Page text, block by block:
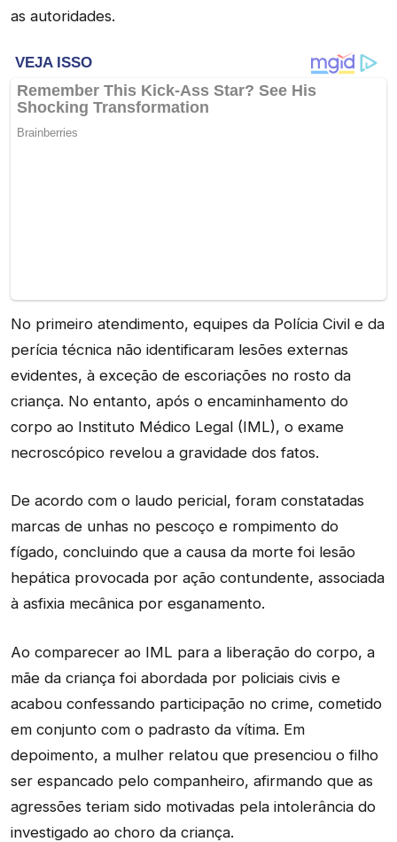
as autoridades.
No primeiro atendimento, equipes da Polícia Civil e da
perícia técnica não identificaram lesões externas
evidentes, à exceção de escoriações no rosto da
criança. No entanto, após o encaminhamento do
corpo ao Instituto Médico Legal (IML), o exame
necroscópico revelou a gravidade dos fatos.
De acordo com o laudo pericial, foram constatadas
marcas de unhas no pescoço e rompimento do
fígado, concluindo que a causa da morte foi lesão
hepática provocada por ação contundente, associada
à asfixia mecânica por esganamento.
Ao comparecer ao IML para a liberação do corpo, a
mãe da criança foi abordada por policiais civis e
acabou confessando participação no crime, cometido
em conjunto com o padrasto da vítima. Em
depoimento, a mulher relatou que presenciou o filho
ser espancado pelo companheiro, afirmando que as
agressões teriam sido motivadas pela intolerância do
investigado ao choro da criança.